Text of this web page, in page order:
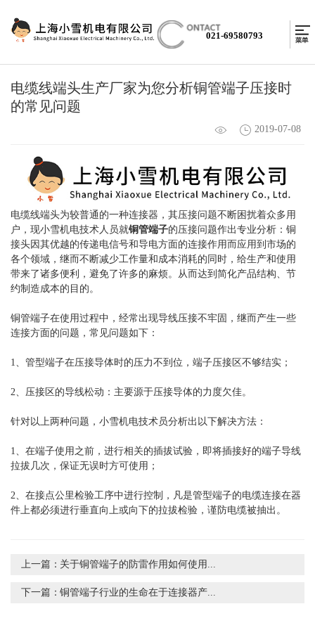
021-69580793
电缆线端头生产厂家为您分析铜管端子压接时
的常见问题
2019-07-08
电缆线端头为较普通的一种连接器，其压接问题不断困扰着众多用
户，现小雪机电技术人员就铜管端子的压接问题作出专业分析：铜
接头因其优越的传递电信号和导电方面的连接作用而应用到市场的
各个领域，继而不断减少工作量和成本消耗的同时，给生产和使用
带来了诸多便利，避免了许多的麻烦。从而达到简化产品结构、节
约制造成本的目的。
铜管端子在使用过程中，经常出现导线压接不牢固，继而产生一些
连接方面的问题，常见问题如下：
1、管型端子在压接导体时的压力不到位，端子压接区不够结实；
2、压接区的导线松动：主要源于压接导体的力度欠佳。
针对以上两种问题，小雪机电技术员分析出以下解决方法：
1、在端子使用之前，进行相关的插拔试验，即将插接好的端子导线
拉拔几次，保证无误时方可使用；
2、在接点公里检验工序中进行控制，凡是管型端子的电缆连接在器
件上都必须进行垂直向上或向下的拉拔检验，谨防电缆被抽出。
上一篇： 关于铜管端子的防雷作用如何使用...
下一篇：铜管端子行业的生命在于连接器产...